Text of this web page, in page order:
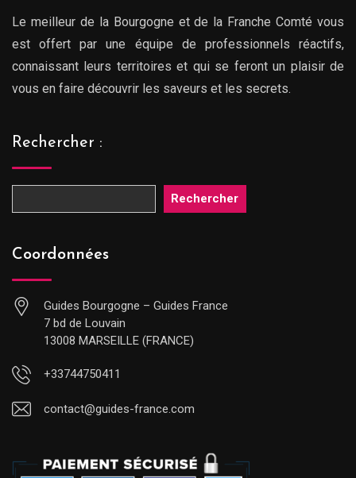
Le meilleur de la Bourgogne et de la Franche Comté vous
est offert par une équipe de professionnels réactifs,
connaissant leurs territoires et qui se feront un plaisir de
vous en faire découvrir les saveurs et les secrets.
Rechercher :
Rechercher
Coordonnées
Guides Bourgogne – Guides France
7 bd de Louvain
13008 MARSEILLE (FRANCE)
+33744750411
contact@guides-france.com